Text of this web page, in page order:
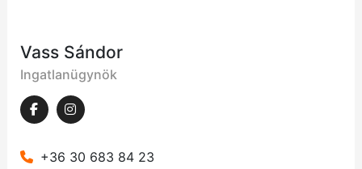
Vass Sándor
Ingatlanügynök
+36 30 683 84 23